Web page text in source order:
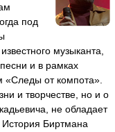
под
музыканта,
и в рамках
«Следы от компота».
и творчестве, но и о
не обладает
Биртмана